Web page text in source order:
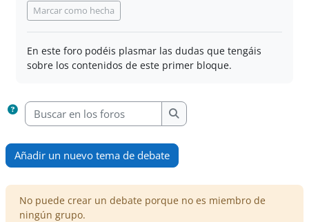
Marcar como hecha
En este foro podéis plasmar las dudas que tengáis
sobre los contenidos de este primer bloque.
Buscar en los foros
Buscar en los foros
Añadir un nuevo tema de debate
No puede crear un debate porque no es miembro de
ningún grupo.